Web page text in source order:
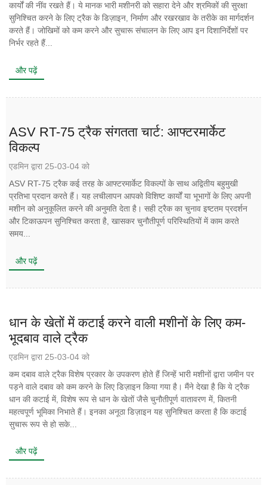
कार्यों की नींव रखते हैं। ये मानक भारी मशीनरी को सहारा देने और श्रमिकों की सुरक्षा
सुनिश्चित करने के लिए ट्रैक के डिज़ाइन, निर्माण और रखरखाव के तरीके का मार्गदर्शन
करते हैं। जोखिमों को कम करने और सुचारू संचालन के लिए आप इन दिशानिर्देशों पर
निर्भर रहते हैं...
और पढ़ें
ASV RT-75 ट्रैक संगतता चार्ट: आफ्टरमार्केट
विकल्प
एडमिन द्वारा 25-03-04 को
ASV RT-75 ट्रैक कई तरह के आफ्टरमार्केट विकल्पों के साथ अद्वितीय बहुमुखी
प्रतिभा प्रदान करते हैं। यह लचीलापन आपको विशिष्ट कार्यों या भूभागों के लिए अपनी
मशीन को अनुकूलित करने की अनुमति देता है। सही ट्रैक का चुनाव इष्टतम प्रदर्शन
और टिकाऊपन सुनिश्चित करता है, खासकर चुनौतीपूर्ण परिस्थितियों में काम करते
समय...
और पढ़ें
धान के खेतों में कटाई करने वाली मशीनों के लिए कम-
भूदबाव वाले ट्रैक
एडमिन द्वारा 25-03-04 को
कम दबाव वाले ट्रैक विशेष प्रकार के उपकरण होते हैं जिन्हें भारी मशीनों द्वारा जमीन पर
पड़ने वाले दबाव को कम करने के लिए डिज़ाइन किया गया है। मैंने देखा है कि ये ट्रैक
धान की कटाई में, विशेष रूप से धान के खेतों जैसे चुनौतीपूर्ण वातावरण में, कितनी
महत्वपूर्ण भूमिका निभाते हैं। इनका अनूठा डिज़ाइन यह सुनिश्चित करता है कि कटाई
सुचारू रूप से हो सके...
और पढ़ें